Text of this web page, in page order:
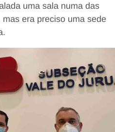
uma sala numa das
era preciso uma sede